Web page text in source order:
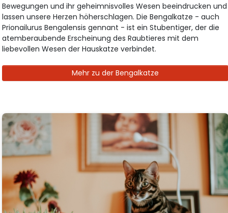
Bewegungen und ihr geheimnisvolles Wesen beeindrucken und
lassen unsere Herzen höherschlagen. Die Bengalkatze - auch
Prionailurus Bengalensis gennant - ist ein Stubentiger, der die
atemberaubende Erscheinung des Raubtieres mit dem
liebevollen Wesen der Hauskatze verbindet.
Mehr zu der Bengalkatze